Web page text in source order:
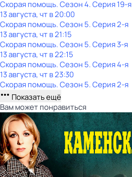
Скорая помощь. Сезон 4. Серия 19-я
13 августа, чт в 20:00
Скорая помощь. Сезон 5. Серия 2-я
13 августа, чт в 21:15
Скорая помощь. Сезон 5. Серия 3-я
13 августа, чт в 22:15
Скорая помощь. Сезон 5. Серия 4-я
13 августа, чт в 23:30
Скорая помощь. Сезон 5. Серия 2-я
Показать ещё
Вам может понравиться